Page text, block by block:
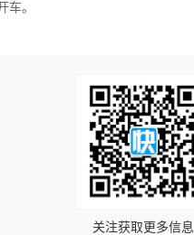
车。
关注获取更多信息